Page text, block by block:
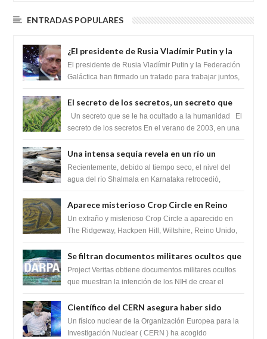
ENTRADAS POPULARES
¿El presidente de Rusia Vladímir Putin y la
Federación Galactica han firmado un
tratado para acabar con los Sionistas?
El presidente de Rusia Vladímir Putin y la Federación
Galáctica han firmado un tratado para trabajar juntos,
El secreto de los secretos, un secreto que
cambiaría por completo el destino de la
humanidad
Un secreto que se le ha ocultado a la humanidad El
secreto de los secretos En el verano de 2003, en una
Una intensa sequía revela en un río un
impresionante hallazgo de miles de Shiva
Lingas
Recientemente, debido al tiempo seco, el nivel del
agua del río Shalmala en Karnataka retrocedió,
Aparece misterioso Crop Circle en Reino
Unido 23 de junio 2016
Un extraño y misterioso Crop Circle a aparecido en
The Ridgeway, Hackpen Hill, Wiltshire, Reino Unido,
Se filtran documentos militares ocultos que
muestran la intención de los NIH de crear el
SARS-CoV-2, utilizando la investigación de
Project Veritas obtiene documentos militares ocultos
que muestran la intención de los NIH de crear el
Científico del CERN asegura haber sido
ayudado por seres de luz durante una
prueba del Colisionador de Hadrones
Un físico nuclear de la Organización Europea para la
Investigación Nuclear ( CERN ) ha acogido